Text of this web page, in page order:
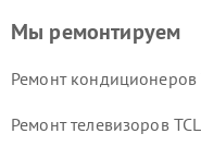
Мы ремонтируем
Ремонт кондиционеров
Ремонт телевизоров TCL